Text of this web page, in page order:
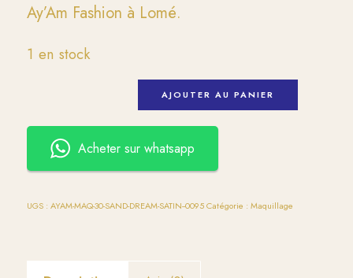
Ay’Am Fashion à Lomé.
1 en stock
AJOUTER AU PANIER
Acheter sur whatsapp
UGS : AYAM-MAQ-30-SAND-DREAM-SATIN--0095 Catégorie : Maquillage